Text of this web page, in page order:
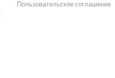
Пользовательское соглашение